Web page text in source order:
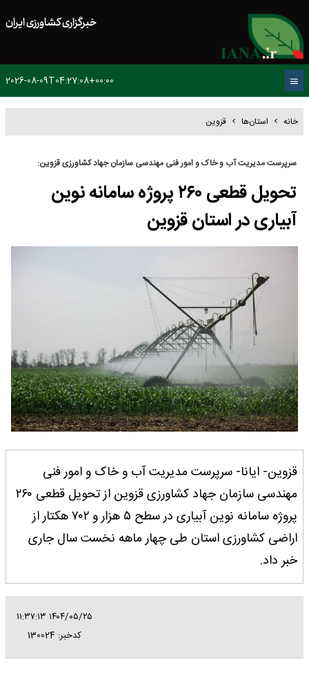
خبرگزاری کشاورزی ایران
2026-08-09T04:27:08+00:00
خانه استان‌ها قزوین
سرپرست مدیریت آب و خاک و امور فنی مهندسی سازمان جهاد کشاورزی قزوین:
تحویل قطعی ۲۶۰ پروژه سامانه نوین
آبیاری در استان قزوین
قزوین- ایانا- سرپرست مدیریت آب و خاک و امور فنی
مهندسی سازمان جهاد کشاورزی قزوین از تحویل قطعی ۲۶۰
پروژه سامانه نوین آبیاری در سطح ۵ هزار و ۷۰۲ هکتار از
اراضی کشاورزی استان طی چهار ماهه نخست سال جاری
خبر داد.
۱۴۰۴/۰۵/۲۵ ۱۱:۳۷:۱۳
کدخبر: 130024